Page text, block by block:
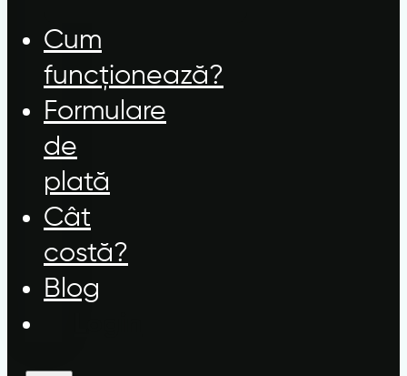
Cum
funcționează?
Formulare
de
plată
Cât
costă?
Blog